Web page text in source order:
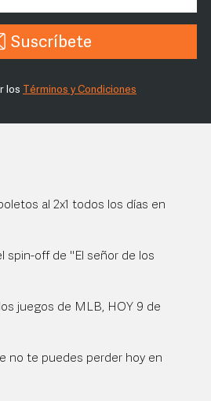
Suscríbete
los Términos y Condiciones
al 2x1 todos los días en
spin-off de "El señor de los
juegos de MLB, HOY 9 de
no te puedes perder hoy en